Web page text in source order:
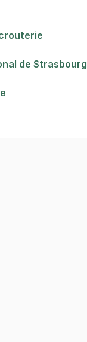
de Strasbourg